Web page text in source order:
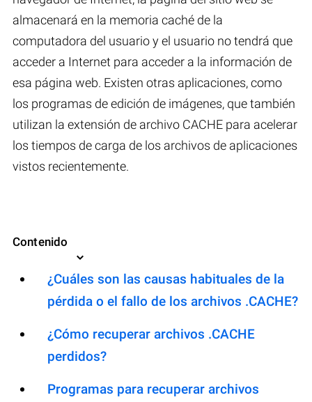
almacenará en la memoria caché de la
computadora del usuario y el usuario no tendrá que
acceder a Internet para acceder a la información de
esa página web. Existen otras aplicaciones, como
los programas de edición de imágenes, que también
utilizan la extensión de archivo CACHE para acelerar
los tiempos de carga de los archivos de aplicaciones
vistos recientemente.
Contenido
¿Cuáles son las causas habituales de la
pérdida o el fallo de los archivos .CACHE?
¿Cómo recuperar archivos .CACHE
perdidos?
Programas para recuperar archivos